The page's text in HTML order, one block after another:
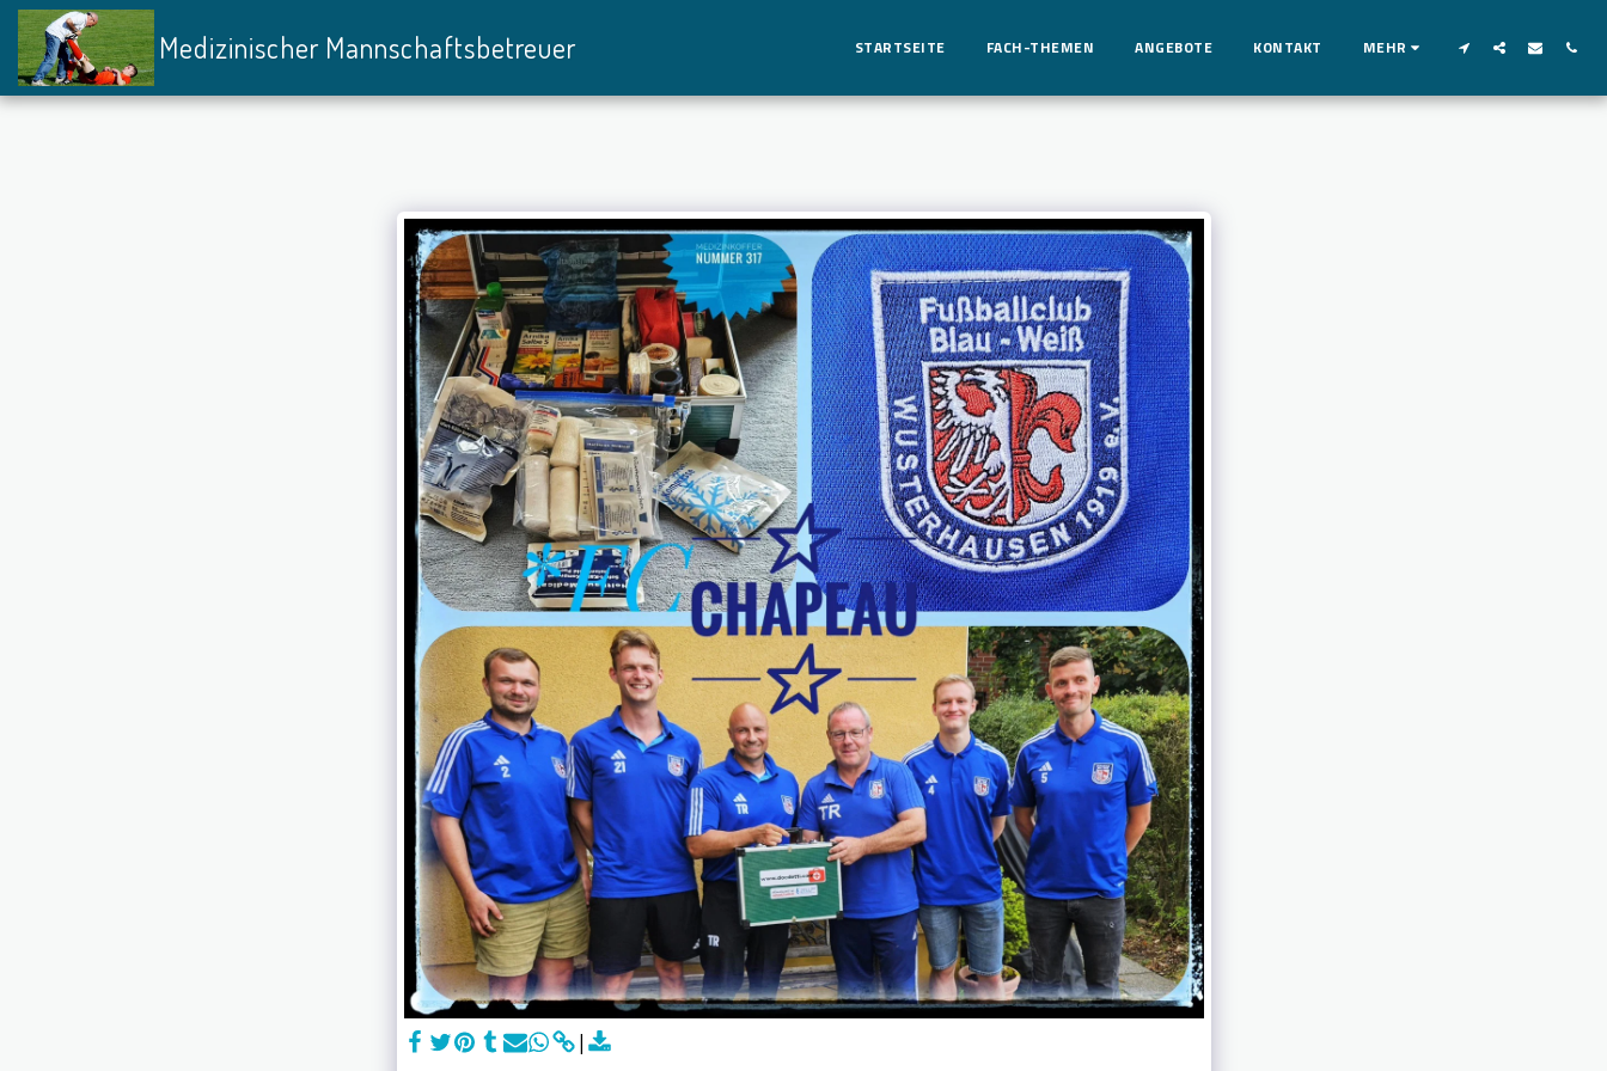
Medizinischer Mannschaftsbetreuer STARTSEITE FACH-THEMEN ANGEBOTE KONTAKT MEHR